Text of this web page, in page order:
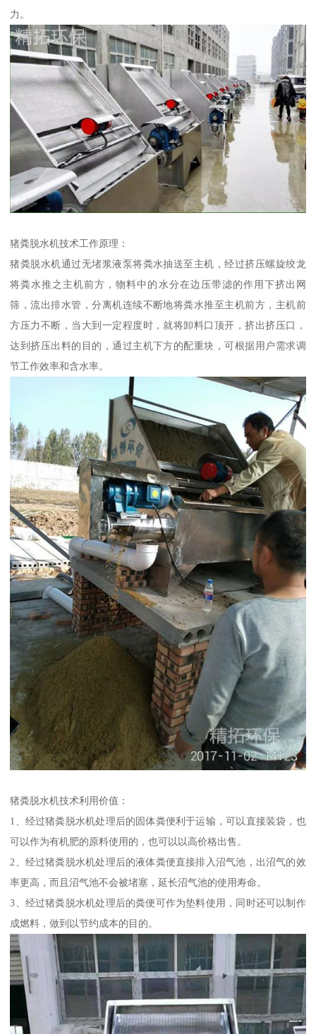
力。
猪粪脱水机技术工作原理：
猪粪脱水机通过无堵浆液泵将粪水抽送至主机，经过挤压螺旋绞龙
将粪水推之主机前方，物料中的水分在边压带滤的作用下挤出网
筛，流出排水管，分离机连续不断地将粪水推至主机前方，主机前
方压力不断，当大到一定程度时，就将卸料口顶开，挤出挤压口，
达到挤压出料的目的，通过主机下方的配重块，可根据用户需求调
节工作效率和含水率。
猪粪脱水机技术利用价值：
1、经过猪粪脱水机处理后的固体粪便利于运输，可以直接装袋，也
可以作为有机肥的原料使用的，也可以以高价格出售。
2、经过猪粪脱水机处理后的液体粪便直接排入沼气池，出沼气的效
率更高，而且沼气池不会被堵塞，延长沼气池的使用寿命。
3、经过猪粪脱水机处理后的粪便可作为垫料使用，同时还可以制作
成燃料，做到以节约成本的目的。